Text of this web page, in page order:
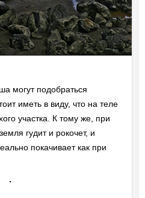
могут подобраться
иметь в виду, что на теле
участка. К тому же, при
гудит и рокочет, и
покачивает как при